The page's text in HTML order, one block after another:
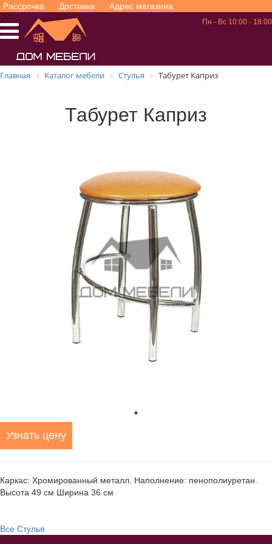
Рассрочка Доставка Адрес магазина
Пн - Вс 10:00 - 18:00
Главная Каталог мебели Стулья Табурет Каприз
Табурет Каприз
Узнать цену
Каркас: Хромированный металл. Наполнение: пенополиуретан.
Высота 49 см Ширина 36 см
Все Стулья